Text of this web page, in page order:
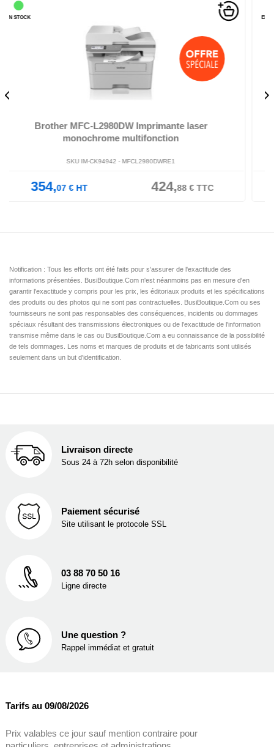
Brother MFC-L5710DN imprimante laser
monochrome multifonction
SKU IM-CI36391 -MFCL5710DNRE1
405, 487,
Notification : Tous les efforts ont été faits pour s'assurer de l'exactitude des
informations présentées. BusiBoutique.Com n'est néanmoins pas en mesure d'en
garantir l'exactitude y compris pour les prix, les éditoriaux produits et les spécifications
des produits ou des photos qui ne sont pas contractuelles. BusiBoutique.Com ou ses
fournisseurs ne sont pas responsables des conséquences, incidents ou dommages
spéciaux résultant des transmissions électroniques ou de l'exactitude de l'information
transmise même dans le cas ou BusiBoutique.Com a eu connaissance de la possibilité
de tels dommages. Les noms et marques de produits et de fabricants sont utilisés
seulement dans un but d'identification.
Livraison directe
Sous 24 à 72h selon disponibilité
Paiement sécurisé
Site utilisant le protocole SSL
03 88 70 50 16
Ligne directe
Une question ?
Rappel immédiat et gratuit
Tarifs au 09/08/2026
Prix valables ce jour sauf mention contraire pour